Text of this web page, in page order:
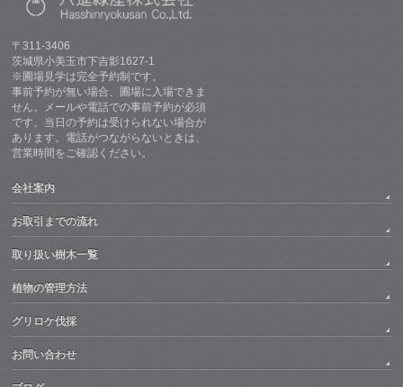
〒311-3406
茨城県小美玉市下吉影1627-1
※圃場見学は完全予約制です。
事前予約が無い場合、圃場に入場できま
せん。メールや電話での事前予約が必須
です。当日の予約は受けられない場合が
あります。電話がつながらないときは、
営業時間をご確認ください。
会社案内
お取引までの流れ
取り扱い樹木一覧
植物の管理方法
グリロケ伐採
お問い合わせ